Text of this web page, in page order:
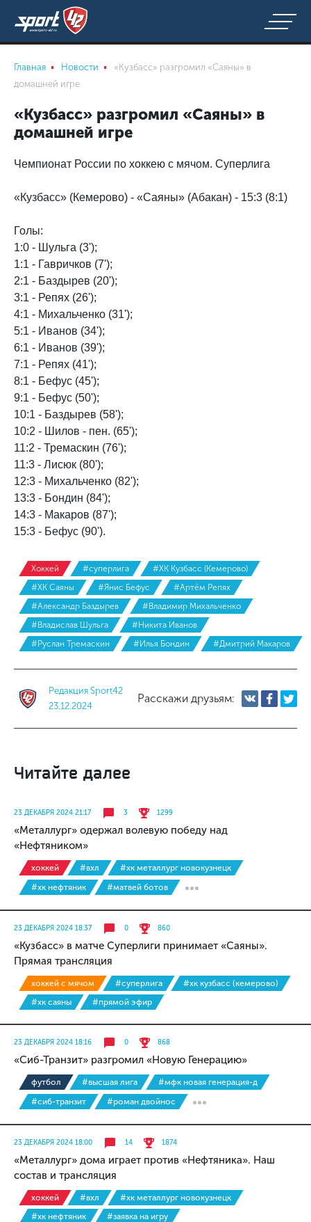
Главная Новости
«Кузбасс» разгромил «Саяны» в
домашней игре
«Кузбасс» разгромил «Саяны» в
домашней игре
Чемпионат России по хоккею с мячом. Суперлига
«Кузбасс» (Кемерово) - «Саяны» (Абакан) - 15:3 (8:1)
Голы:
1:0 - Шульга (3');
1:1 - Гавричков (7');
2:1 - Баздырев (20');
3:1 - Репях (26');
4:1 - Михальченко (31');
5:1 - Иванов (34');
6:1 - Иванов (39');
7:1 - Репях (41');
8:1 - Бефус (45');
9:1 - Бефус (50');
10:1 - Баздырев (58');
10:2 - Шилов - пен. (65');
11:2 - Тремаскин (76');
11:3 - Лисюк (80');
12:3 - Михальченко (82');
13:3 - Бондин (84');
14:3 - Макаров (87');
15:3 - Бефус (90').
Хоккей #суперлига
#ХК Кузбасс (Кемерово)
#ХК Саяны
#Янис Бефус
#Артём Репях
#Александр Баздырев
#Владимир Михальченко
#Владислав Шульга
#Никита Иванов
#Руслан Тремаскин
#Илья Бондин #Дмитрий Макаров
Редакция Sport42
23.12.2024
Расскажи друзьям:
Читайте далее
23 ДЕКАБРЯ 2024 21:17 3 1299
«Металлург» одержал волевую победу над
«Нефтяником»
хоккей #вхл
#хк металлург новокузнецк
#хк нефтяник
#матвей ботов
23 ДЕКАБРЯ 2024 18:37 0 860
«Кузбасс» в матче Суперлиги принимает «Саяны».
Прямая трансляция
хоккей с мячом #суперлига
#хк кузбасс (кемерово)
#хк саяны
#прямой эфир
23 ДЕКАБРЯ 2024 18:16 0 868
«Сиб-Транзит» разгромил «Новую Генерацию»
футбол #высшая лига
#мфк новая генерация-д
#сиб-транзит
#роман двойнос
23 ДЕКАБРЯ 2024 18:00 14 1874
«Металлург» дома играет против «Нефтяника». Наш
состав и трансляция
хоккей #вхл
#хк металлург новокузнецк
#хк нефтяник
#заявка на игру